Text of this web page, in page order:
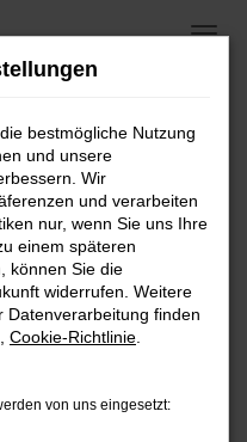
bestmögliche Nutzung
und unsere
Wir
und verarbeiten
nur, wenn Sie uns Ihre
einem späteren
können Sie die
widerrufen. Weitere
Datenverarbeitung finden
Cookie-Richtlinie
von uns eingesetzt: